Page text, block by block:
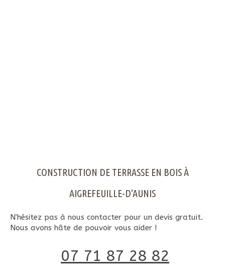
CONSTRUCTION DE TERRASSE EN BOIS À
AIGREFEUILLE-D'AUNIS
N'hésitez pas à nous contacter pour un devis gratuit.
Nous avons hâte de pouvoir vous aider !
07 71 87 28 82